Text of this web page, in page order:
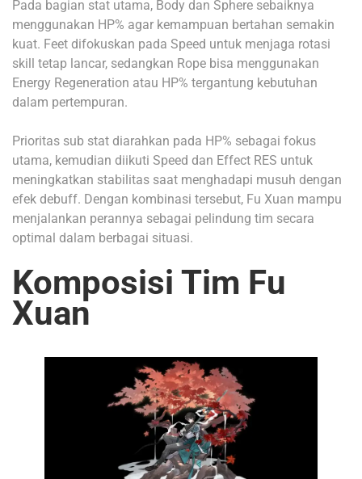
Pada bagian stat utama, Body dan Sphere sebaiknya
menggunakan HP% agar kemampuan bertahan semakin
kuat. Feet difokuskan pada Speed untuk menjaga rotasi
skill tetap lancar, sedangkan Rope bisa menggunakan
Energy Regeneration atau HP% tergantung kebutuhan
dalam pertempuran.
Prioritas sub stat diarahkan pada HP% sebagai fokus
utama, kemudian diikuti Speed dan Effect RES untuk
meningkatkan stabilitas saat menghadapi musuh dengan
efek debuff. Dengan kombinasi tersebut, Fu Xuan mampu
menjalankan perannya sebagai pelindung tim secara
optimal dalam berbagai situasi.
Komposisi Tim Fu
Xuan